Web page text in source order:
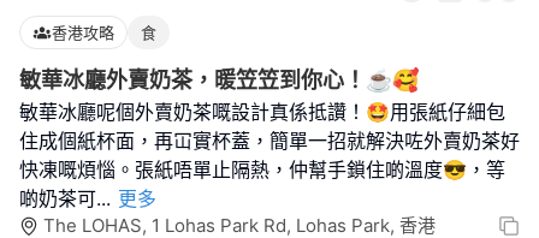
香港攻略 食
敏華冰廳外賣奶茶，暖笠笠到你心！☕🥰
敏華冰廳呢個外賣奶茶嘅設計真係抵讚！🤩用張紙仔細包
住成個紙杯面，再冚實杯蓋，簡單一招就解決咗外賣奶茶好
快凍嘅煩惱。張紙唔單止隔熱，仲幫手鎖住啲溫度😎，等
啲奶茶可... 更多
The LOHAS, 1 Lohas Park Rd, Lohas Park, 香港